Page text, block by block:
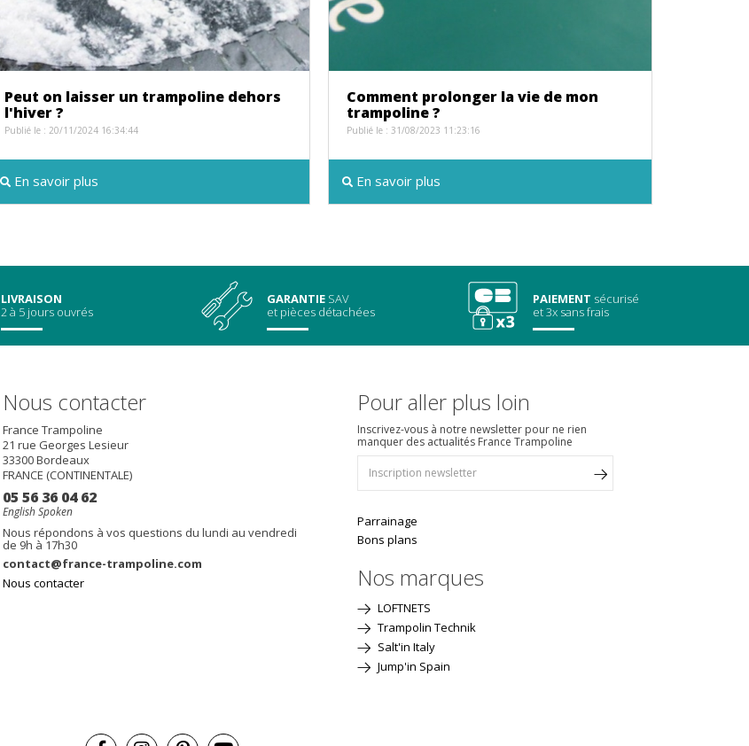
Peut on laisser un trampoline dehors
l'hiver ?
Publié le : 20/11/2024 16:34:44
En savoir plus
Comment prolonger la vie de mon
trampoline ?
Publié le : 31/08/2023 11:23:16
En savoir plus
LIVRAISON
2 à 5 jours ouvrés
GARANTIE SAV
et pièces détachées
PAIEMENT sécurisé
et 3x sans frais
Nous contacter
France Trampoline
21 rue Georges Lesieur
33300Bordeaux
FRANCE (CONTINENTALE)
05 56 36 04 62
English Spoken
Nous répondons à vos questions du lundi au vendredi
de 9h à 17h30
contact@france-trampoline.com
Nous contacter
Pour aller plus loin
Inscrivez-vous à notre newsletter pour ne rien
manquer des actualités France Trampoline
Parrainage
Bons plans
Nos marques
LOFTNETS
Trampolin Technik
Salt'in Italy
Jump'in Spain